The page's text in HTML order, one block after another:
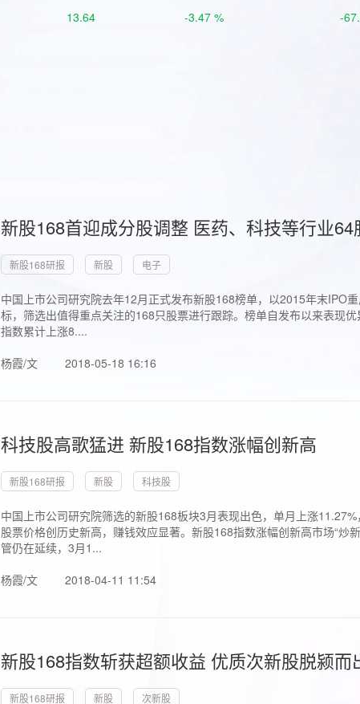
13.64 -3.47 % -
新股168首迎成分股调整 医药、科技等行业64
新股168研报 新股 电子
中国上市公司研究院去年12月正式发布新股168榜单，以2015年末IPO
标，筛选出值得重点关注的168只股票进行跟踪。榜单自发布以来表现
指数累计上涨8....
杨霞/文
2018-05-18 16:16
科技股高歌猛进 新股168指数涨幅创新高
新股168研报 新股 科技股
中国上市公司研究院筛选的新股168板块3月表现出色，单月上涨
股票价格创历史新高，赚钱效应显著。新股168指数涨幅创新高市场“
管仍在延续，3月1...
杨霞/文
2018-04-11 11:54
新股168指数斩获超额收益 优质次新股脱颍而
新股168研报 新股 次新股